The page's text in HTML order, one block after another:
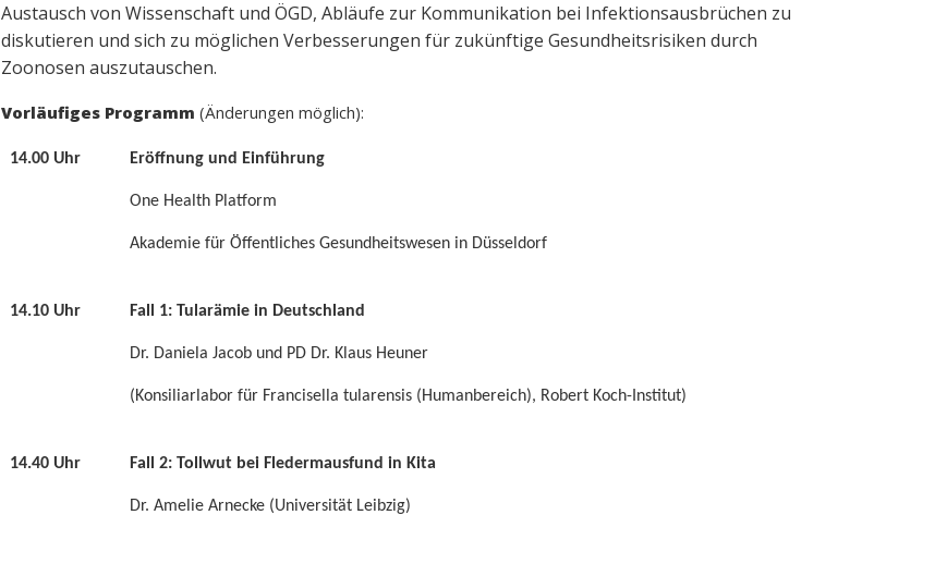
Austausch von Wissenschaft und ÖGD, Abläufe zur Kommunikation bei Infektionsausbrüchen zu
diskutieren und sich zu möglichen Verbesserungen für zukünftige Gesundheitsrisiken durch
Zoonosen auszutauschen.
Vorläufiges Programm (Änderungen möglich):
14.00 Uhr Eröffnung und Einführung
One Health Platform
Akademie für Öffentliches Gesundheitswesen in Düsseldorf
14.10 Uhr Fall 1: Tularämie in Deutschland
Dr. Daniela Jacob und PD Dr. Klaus Heuner
(Konsiliarlabor für Francisella tularensis (Humanbereich), Robert Koch-Institut)
14.40 Uhr Fall 2: Tollwut bei Fledermausfund in Kita
Dr. Amelie Arnecke (Universität Leibzig)